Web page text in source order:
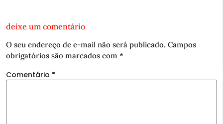
deixe um comentário
O seu endereço de e-mail não será publicado. Campos
obrigatórios são marcados com *
Comentário *